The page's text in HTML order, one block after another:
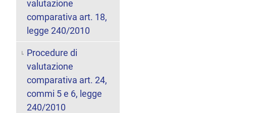
valutazione
comparativa art. 18,
legge 240/2010
Procedure di
valutazione
comparativa art. 24,
commi 5 e 6, legge
240/2010